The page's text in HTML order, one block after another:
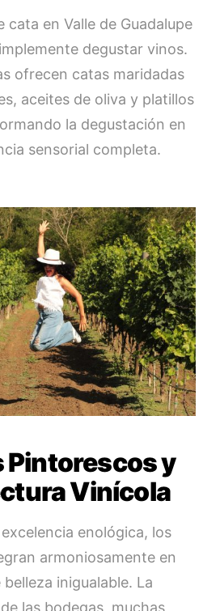
cata en Valle de Guadalupe
degustar vinos.
ofrecen catas maridadas
aceites de oliva y platillos
la degustación en
sensorial completa.
Pintorescos y
Vinícola
enológica, los
armoniosamente en
belleza inigualable. La
las bodegas, muchas